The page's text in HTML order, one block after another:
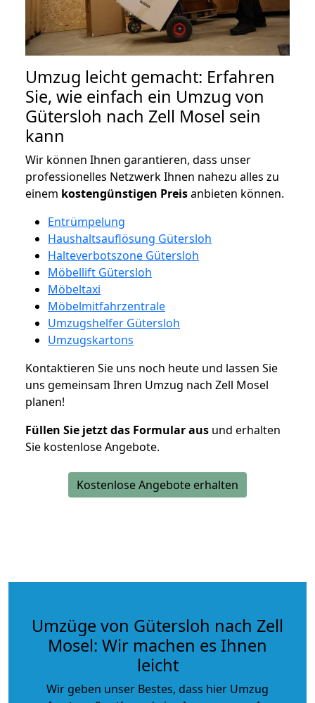
Umzug leicht gemacht: Erfahren
Sie, wie einfach ein Umzug von
Gütersloh nach Zell Mosel sein
kann
Wir können Ihnen garantieren, dass unser
professionelles Netzwerk Ihnen nahezu alles zu
einem kostengünstigen Preisanbieten können.
Entrümpelung
Haushaltsauflösung Gütersloh
Halteverbotszone Gütersloh
Möbellift Gütersloh
Möbeltaxi
Möbelmitfahrzentrale
Umzugshelfer Gütersloh
Umzugskartons
Kontaktieren Sie uns noch heute und lassen Sie
uns gemeinsam Ihren Umzug nach Zell Mosel
planen!
Füllen Sie jetzt das Formular aus und erhalten
Sie kostenlose Angebote.
Kostenlose Angebote erhalten
Umzüge von Gütersloh nach Zell
Mosel: Wir machen es Ihnen
leicht
Wir geben unser Bestes, dass hier Umzug